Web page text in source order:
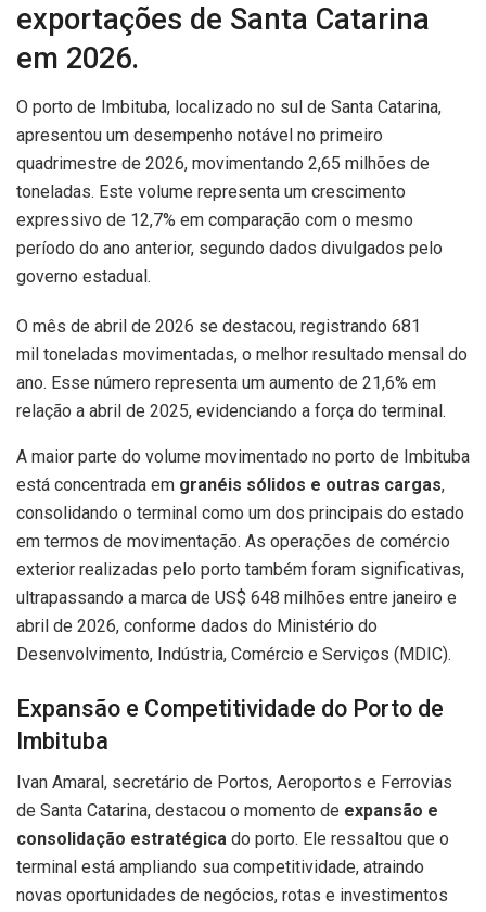
exportações de Santa Catarina
em 2026.
O porto de Imbituba, localizado no sul de Santa Catarina,
apresentou um desempenho notável no primeiro
quadrimestre de 2026, movimentando 2,65 milhões de
toneladas. Este volume representa um crescimento
expressivo de 12,7% em comparação com o mesmo
período do ano anterior, segundo dados divulgados pelo
governo estadual.
O mês de abril de 2026 se destacou, registrando 681
mil toneladas movimentadas, o melhor resultado mensal do
ano. Esse número representa um aumento de 21,6% em
relação a abril de 2025, evidenciando a força do terminal.
A maior parte do volume movimentado no porto de Imbituba
está concentrada em granéis sólidos e outras cargas,
consolidando o terminal como um dos principais do estado
em termos de movimentação. As operações de comércio
exterior realizadas pelo porto também foram significativas,
ultrapassando a marca de US$ 648 milhões entre janeiro e
abril de 2026, conforme dados do Ministério do
Desenvolvimento, Indústria, Comércio e Serviços (MDIC).
Expansão e Competitividade do Porto de
Imbituba
Ivan Amaral, secretário de Portos, Aeroportos e Ferrovias
de Santa Catarina, destacou o momento de expansão e
consolidação estratégica do porto. Ele ressaltou que o
terminal está ampliando sua competitividade, atraindo
novas oportunidades de negócios, rotas e investimentos